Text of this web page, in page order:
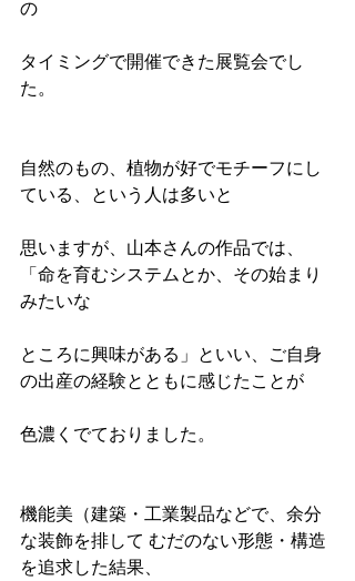
の
タイミングで開催できた展覧会でし
た。
自然のもの、植物が好でモチーフにし
ている、という人は多いと
思いますが、山本さんの作品では、
「命を育むシステムとか、その始まり
みたいな
ところに興味がある」といい、ご自身
の出産の経験とともに感じたことが
色濃くでておりました。
機能美（建築・工業製品などで、余分
な装飾を排して むだのない形態・構造
を追求した結果、